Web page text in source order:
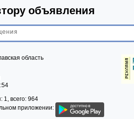
объявления
область
1, всего: 964
приложении: